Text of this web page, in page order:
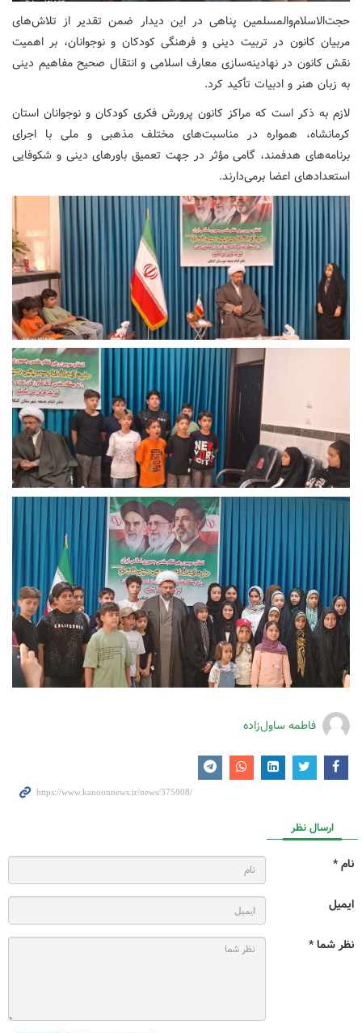
حجت‌الاسلام‌والمسلمین پناهی در این دیدار ضمن تقدیر از تلاش‌های
مربیان کانون در تربیت دینی و فرهنگی کودکان و نوجوانان، بر اهمیت
نقش کانون در نهادینه‌سازی معارف اسلامی و انتقال صحیح مفاهیم دینی
به زبان هنر و ادبیات تأکید کرد.
لازم به ذکر است که مراکز کانون پرورش فکری کودکان و نوجوانان استان
کرمانشاه، همواره در مناسبت‌های مختلف مذهبی و ملی با اجرای
برنامه‌های هدفمند، گامی مؤثر در جهت تعمیق باورهای دینی و شکوفایی
استعدادهای اعضا برمی‌دارند.
فاطمه ساول‌زاده
ارسال نظر
نام *
ایمیل
نظر شما *